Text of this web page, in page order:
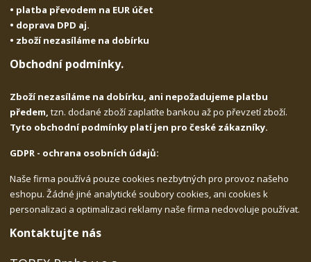
• platba převodem na EUR účet
• doprava DPD aj.
• zboží nezasíláme na dobírku
Obchodní podmínky.
Zboží nezasíláme na dobírku, ani nepožadujeme platbu
předem,tzn. dodané zboží zaplatíte bankou až po převzetí zboží.
Tyto obchodní podmínky platí jen pro české zákazníky.
GDPR - ochrana osobních údajů:
Naše firma používá pouze cookies nezbytných pro provoz našeho
eshopu. Žádné jiné analytické soubory cookies, ani cookies k
personalizaci a optimalizaci reklamy naše firma nedovoluje používat.
Kontaktujte nás